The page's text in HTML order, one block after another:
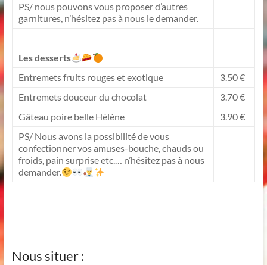
PS/ nous pouvons vous proposer d’autres
garnitures, n’hésitez pas à nous le demander.
Les desserts
Entremets fruits rouges et exotique
3.50 €
Entremets douceur du chocolat
3.70 €
Gâteau poire belle Hélène
3.90 €
PS/ Nous avons la possibilité de vous
confectionner vos amuses-bouche, chauds ou
froids, pain surprise etc.… n’hésitez pas à nous
demander.
Nous situer :